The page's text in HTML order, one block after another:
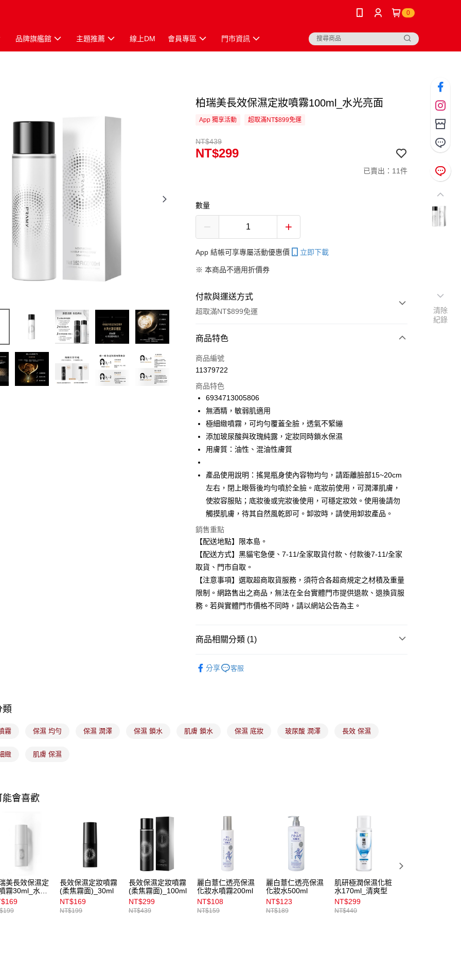
0
品牌旗艦館 主題推薦 線上DM 會員專區 門市資訊
柏瑞美長效保濕定妝噴霧100ml_水光亮面
App 獨享活動 超取滿NT$899免運
NT$439
NT$299
已賣出：11件
數量
App 結帳可享專屬活動優惠價 立即下載
※ 本商品不適用折價券
付款與運送方式
超取滿NT$899免運
付款方式
信用卡一次付款
合作金庫商業銀行
華南商業銀行
彰化商業銀行
國泰世華商業銀行
兆豐國際商業銀行
臺灣中小企業銀行
聯邦商業銀行
遠東國際商業銀行
元大商業銀行
永豐商業銀行
台新國際商業銀行
中國信託商業銀行
台灣樂天信用卡公司
超商取貨付款
Apple Pay
悠遊付
Google Pay
全盈+PAY
大哥付你分期
相關說明
【大哥付你分期使用說明】
1.本服務由台灣大哥大提供，台灣大哥大用戶可立即使用無須另外申請。
2.付款方式選擇「大哥付你分期」，訂單成立後會自動跳轉到大哥付的交易
流程，驗證手機門號後，選擇欲分期的期數、繳款截止日，確認付款後即
完成交易。
無法說明評估內容。
醒簡訊。
款買賣價金債權讓與本公司後，依約使用本公司帳單繳交帳款。
ATM付款
運送方式
每筆NT$100，滿NT$899(含以上)免運費
每筆NT$100，滿NT$899(含以上)免運費
付款後7-11取貨
商品特色
商品編號
11379722
商品特色
6934713005806
無酒精，敏弱肌適用
極細緻噴霧，可均勻覆蓋全臉，透氣不緊繃
添加玻尿酸與玫瑰純露，定妝同時鎖水保濕
用膚質：油性、混油性膚質
產品使用說明：搖晃瓶身使內容物均勻，請距離臉部15~20cm
左右，閉上眼唇後均勻噴於全臉。底妝前使用，可潤澤肌膚，
使妝容服貼；底妝後或完妝後使用，可穩定妝效。使用後請勿
觸摸肌膚，待其自然風乾即可。卸妝時，請使用卸妝產品。
銷售重點
【配送地點】限本島。
【配送方式】黑貓宅急便、7-11/全家取貨付款、付款後7-11/全家
取貨、門市自取。
【注意事項】選取超商取貨服務，須符合各超商規定之材積及重量
限制。網路售出之商品，無法在全台實體門市提供退款、退換貨服
務。若與實體門市價格不同時，請以網站公告為主。
商品相關分類 (1)
分享
客服
類
霧 保濕 均勻 保濕 潤澤 保濕 鎖水 肌膚 鎖水 保濕 底妝 玻尿酸 潤澤 長效 保濕
緻 肌膚 保濕
能會喜歡
美長效保濕定
霧30ml_水光
長效保濕定妝噴霧
(柔焦霧面)_30ml
NT$169
NT$199
長效保濕定妝噴霧
(柔焦霧面)_100ml
NT$299
NT$439
麗白薏仁透亮保濕
化妝水噴霧200ml
NT$108
NT$159
麗白薏仁透亮保濕
化妝水500ml
NT$123
NT$189
肌研極潤保濕化粧
水170ml_清爽型
NT$299
NT$440
清除
紀錄